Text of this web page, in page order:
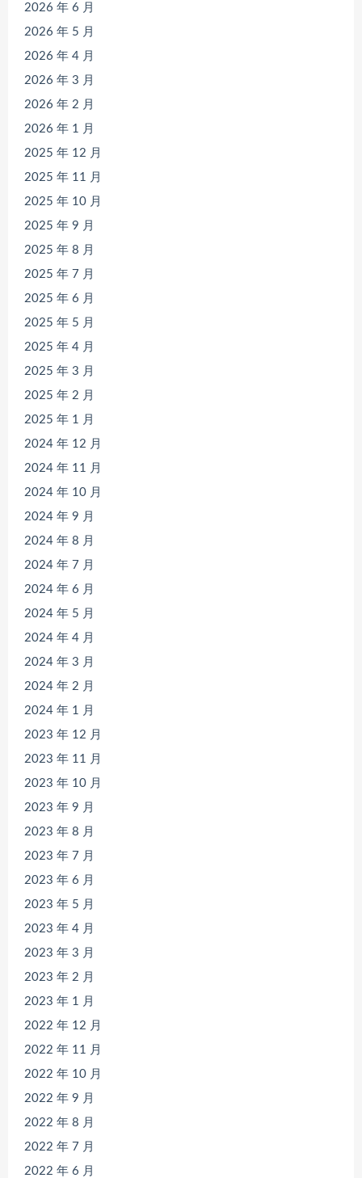
2026 年 6 月
2026 年 5 月
2026 年 4 月
2026 年 3 月
2026 年 2 月
2026 年 1 月
2025 年 12 月
2025 年 11 月
2025 年 10 月
2025 年 9 月
2025 年 8 月
2025 年 7 月
2025 年 6 月
2025 年 5 月
2025 年 4 月
2025 年 3 月
2025 年 2 月
2025 年 1 月
2024 年 12 月
2024 年 11 月
2024 年 10 月
2024 年 9 月
2024 年 8 月
2024 年 7 月
2024 年 6 月
2024 年 5 月
2024 年 4 月
2024 年 3 月
2024 年 2 月
2024 年 1 月
2023 年 12 月
2023 年 11 月
2023 年 10 月
2023 年 9 月
2023 年 8 月
2023 年 7 月
2023 年 6 月
2023 年 5 月
2023 年 4 月
2023 年 3 月
2023 年 2 月
2023 年 1 月
2022 年 12 月
2022 年 11 月
2022 年 10 月
2022 年 9 月
2022 年 8 月
2022 年 7 月
2022 年 6 月